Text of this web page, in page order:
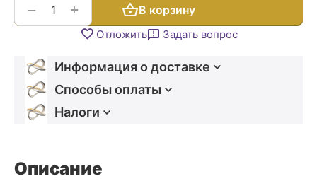
+
− В корзину
Отложить Задать вопрос
Информация о доставке
Способы оплаты
Налоги
Описание